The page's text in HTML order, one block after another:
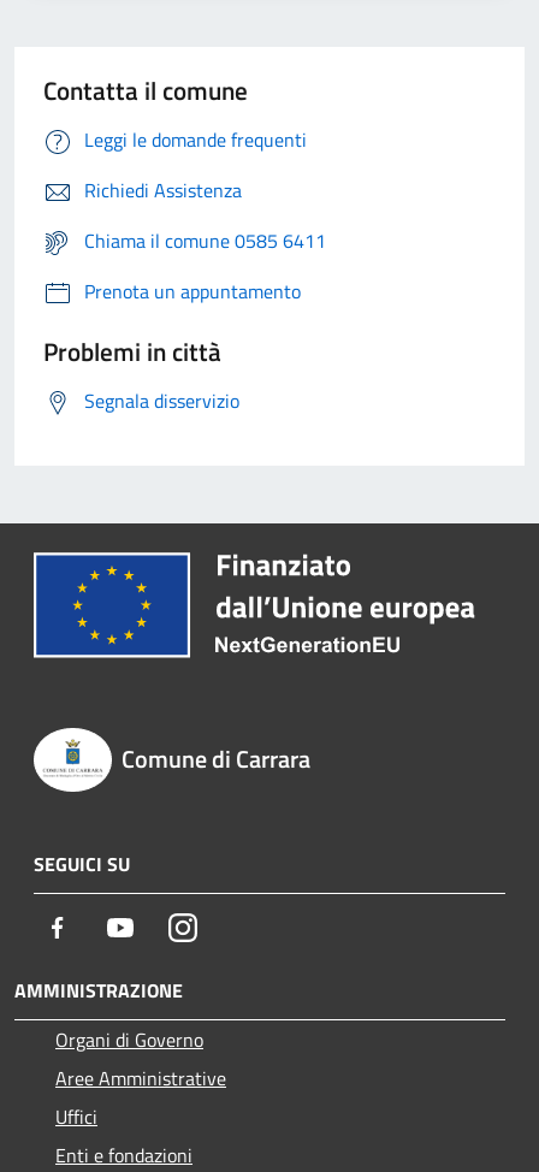
Contatta il comune
Leggi le domande frequenti
Richiedi Assistenza
Chiama il comune 0585 6411
Prenota un appuntamento
Problemi in città
Segnala disservizio
Comune di Carrara
SEGUICI SU
Facebook YoutubeInstagram
AMMINISTRAZIONE
Organi di Governo
Aree Amministrative
Uffici
Enti e fondazioni